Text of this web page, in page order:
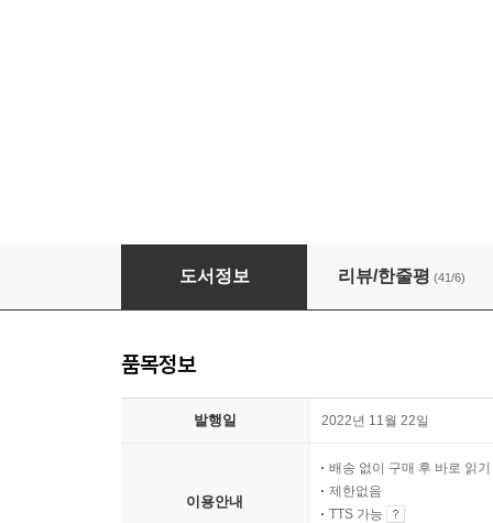
조말순 채소법
도서정보 리뷰/한줄평 (41/6)
품목정보
발행일 2022년 11월 22일
이용안내
배송 없이 구매 후 바로 읽기
제한없음
TTS 가능